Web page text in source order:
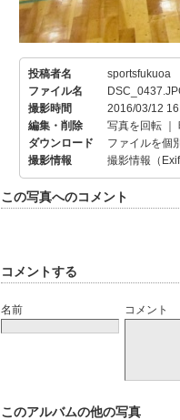
投稿者名
sportsfukuoa
ファイル名
撮影時間
2016/03/12
編集・削除
写真を回転
ダウンロード
ファイルを個
撮影情報
撮影情報（
この写真へのコメント
コメントする
名前 コメント
このアルバムの他の写真